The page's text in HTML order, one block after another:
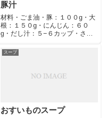
豚汁
材料・ごま油・豚：１００g・大
根：１５０g・にんじん：６０
g・だし汁：５−６カップ・さと
そ・こんにゃく1/2枚・ネギ作り
方①ごま油で豚肉いためる②大
１０分煮る③さといも、あげ、
スープ
おすいものスープ